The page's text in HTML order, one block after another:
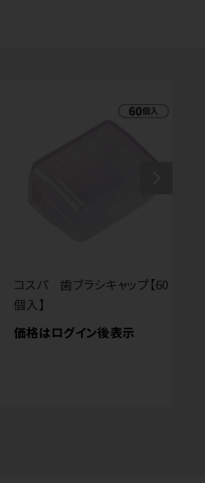
コスパ 歯ブラシキャップ【60
個入】
価格はログイン後表示